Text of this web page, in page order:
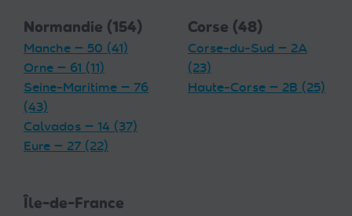
Normandie (154)
Manche — 50 (41)
Orne — 61 (11)
Seine-Maritime — 76
(43)
Calvados — 14 (37)
Eure — 27 (22)
Corse (48)
Corse-du-Sud — 2A
(23)
Haute-Corse — 2B (25)
Île-de-France